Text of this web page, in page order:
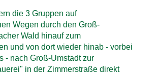
die 3 Gruppen auf
Wegen durch den Groß-
Wald hinauf zum
und von dort wieder hinab - vorbei
- nach Groß-Umstadt zur
in der Zimmerstraße direkt